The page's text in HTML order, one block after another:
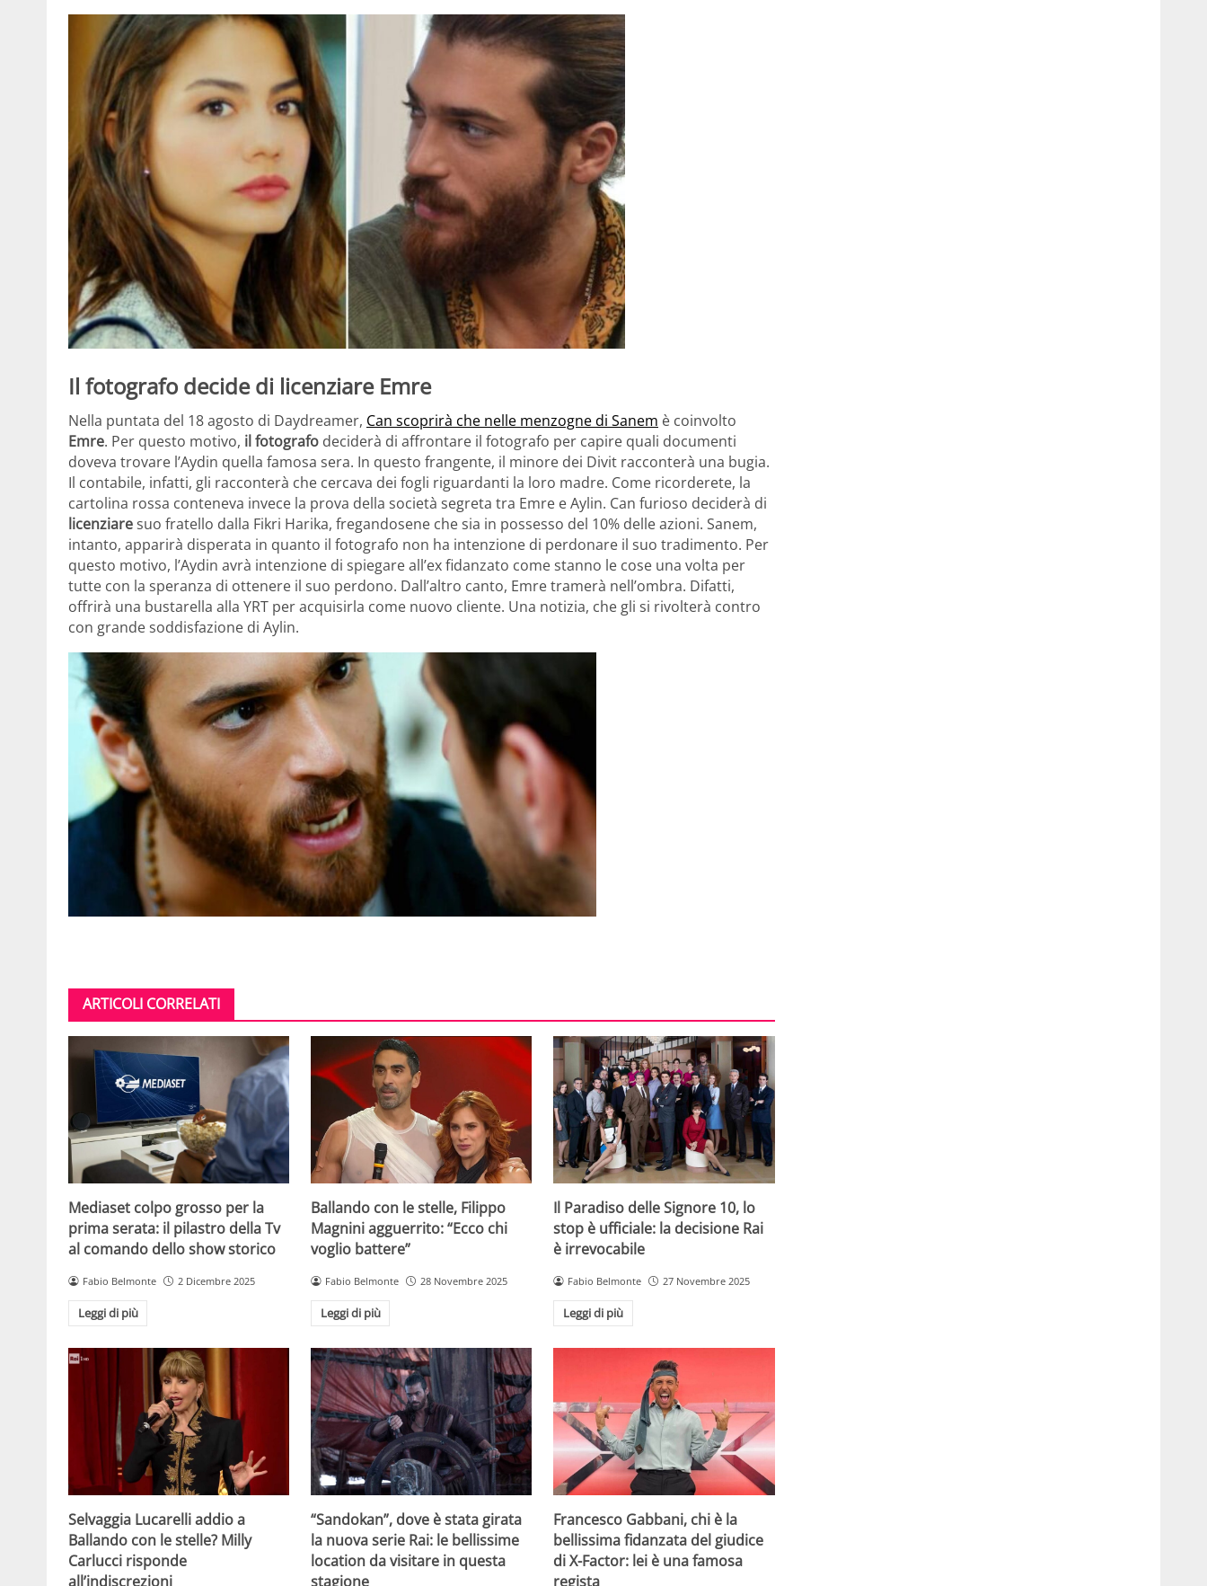
Il fotografo decide di licenziare Emre
Nella puntata del 18 agosto di Daydreamer, Can scoprirà che nelle menzogne di Sanem è coinvolto
Emre. Per questo motivo, il fotografo deciderà di affrontare il fotografo per capire quali documenti
doveva trovare l’Aydin quella famosa sera. In questo frangente, il minore dei Divit racconterà una bugia.
Il contabile, infatti, gli racconterà che cercava dei fogli riguardanti la loro madre. Come ricorderete, la
cartolina rossa conteneva invece la prova della società segreta tra Emre e Aylin. Can furioso deciderà di
licenziaresuo fratello dalla Fikri Harika, fregandosene che sia in possesso del 10% delle azioni. Sanem,
intanto, apparirà disperata in quanto il fotografo non ha intenzione di perdonare il suo tradimento. Per
questo motivo, l’Aydin avrà intenzione di spiegare all’ex fidanzato come stanno le cose una volta per
tutte con la speranza di ottenere il suo perdono. Dall’altro canto, Emre tramerà nell’ombra. Difatti,
offrirà una bustarella alla YRT per acquisirla come nuovo cliente. Una notizia, che gli si rivolterà contro
con grande soddisfazione di Aylin.
ARTICOLI CORRELATI
Mediaset colpo grosso per la
prima serata: il pilastro della Tv
al comando dello show storico
Fabio Belmonte 2 Dicembre 2025
Leggi di più
Ballando con le stelle, Filippo
Magnini agguerrito: “Ecco chi
voglio battere”
Fabio Belmonte 28 Novembre 2025
Leggi di più
Il Paradiso delle Signore 10, lo
stop è ufficiale: la decisione Rai
è irrevocabile
Fabio Belmonte 27 Novembre 2025
Leggi di più
Selvaggia Lucarelli addio a
Ballando con le stelle? Milly
Carlucci risponde
all’indiscrezioni
“Sandokan”, dove è stata girata
la nuova serie Rai: le bellissime
location da visitare in questa
stagione
Francesco Gabbani, chi è la
bellissima fidanzata del giudice
di X-Factor: lei è una famosa
regista